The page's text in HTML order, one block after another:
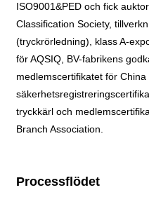
ISO9001&PED och fick
Classification Society,
(tryckrörledning), klass A-
för AQSIQ, BV-fabrikens
medlemscertifikatet för China
tryckkärl och
Branch Association.
Processflödet